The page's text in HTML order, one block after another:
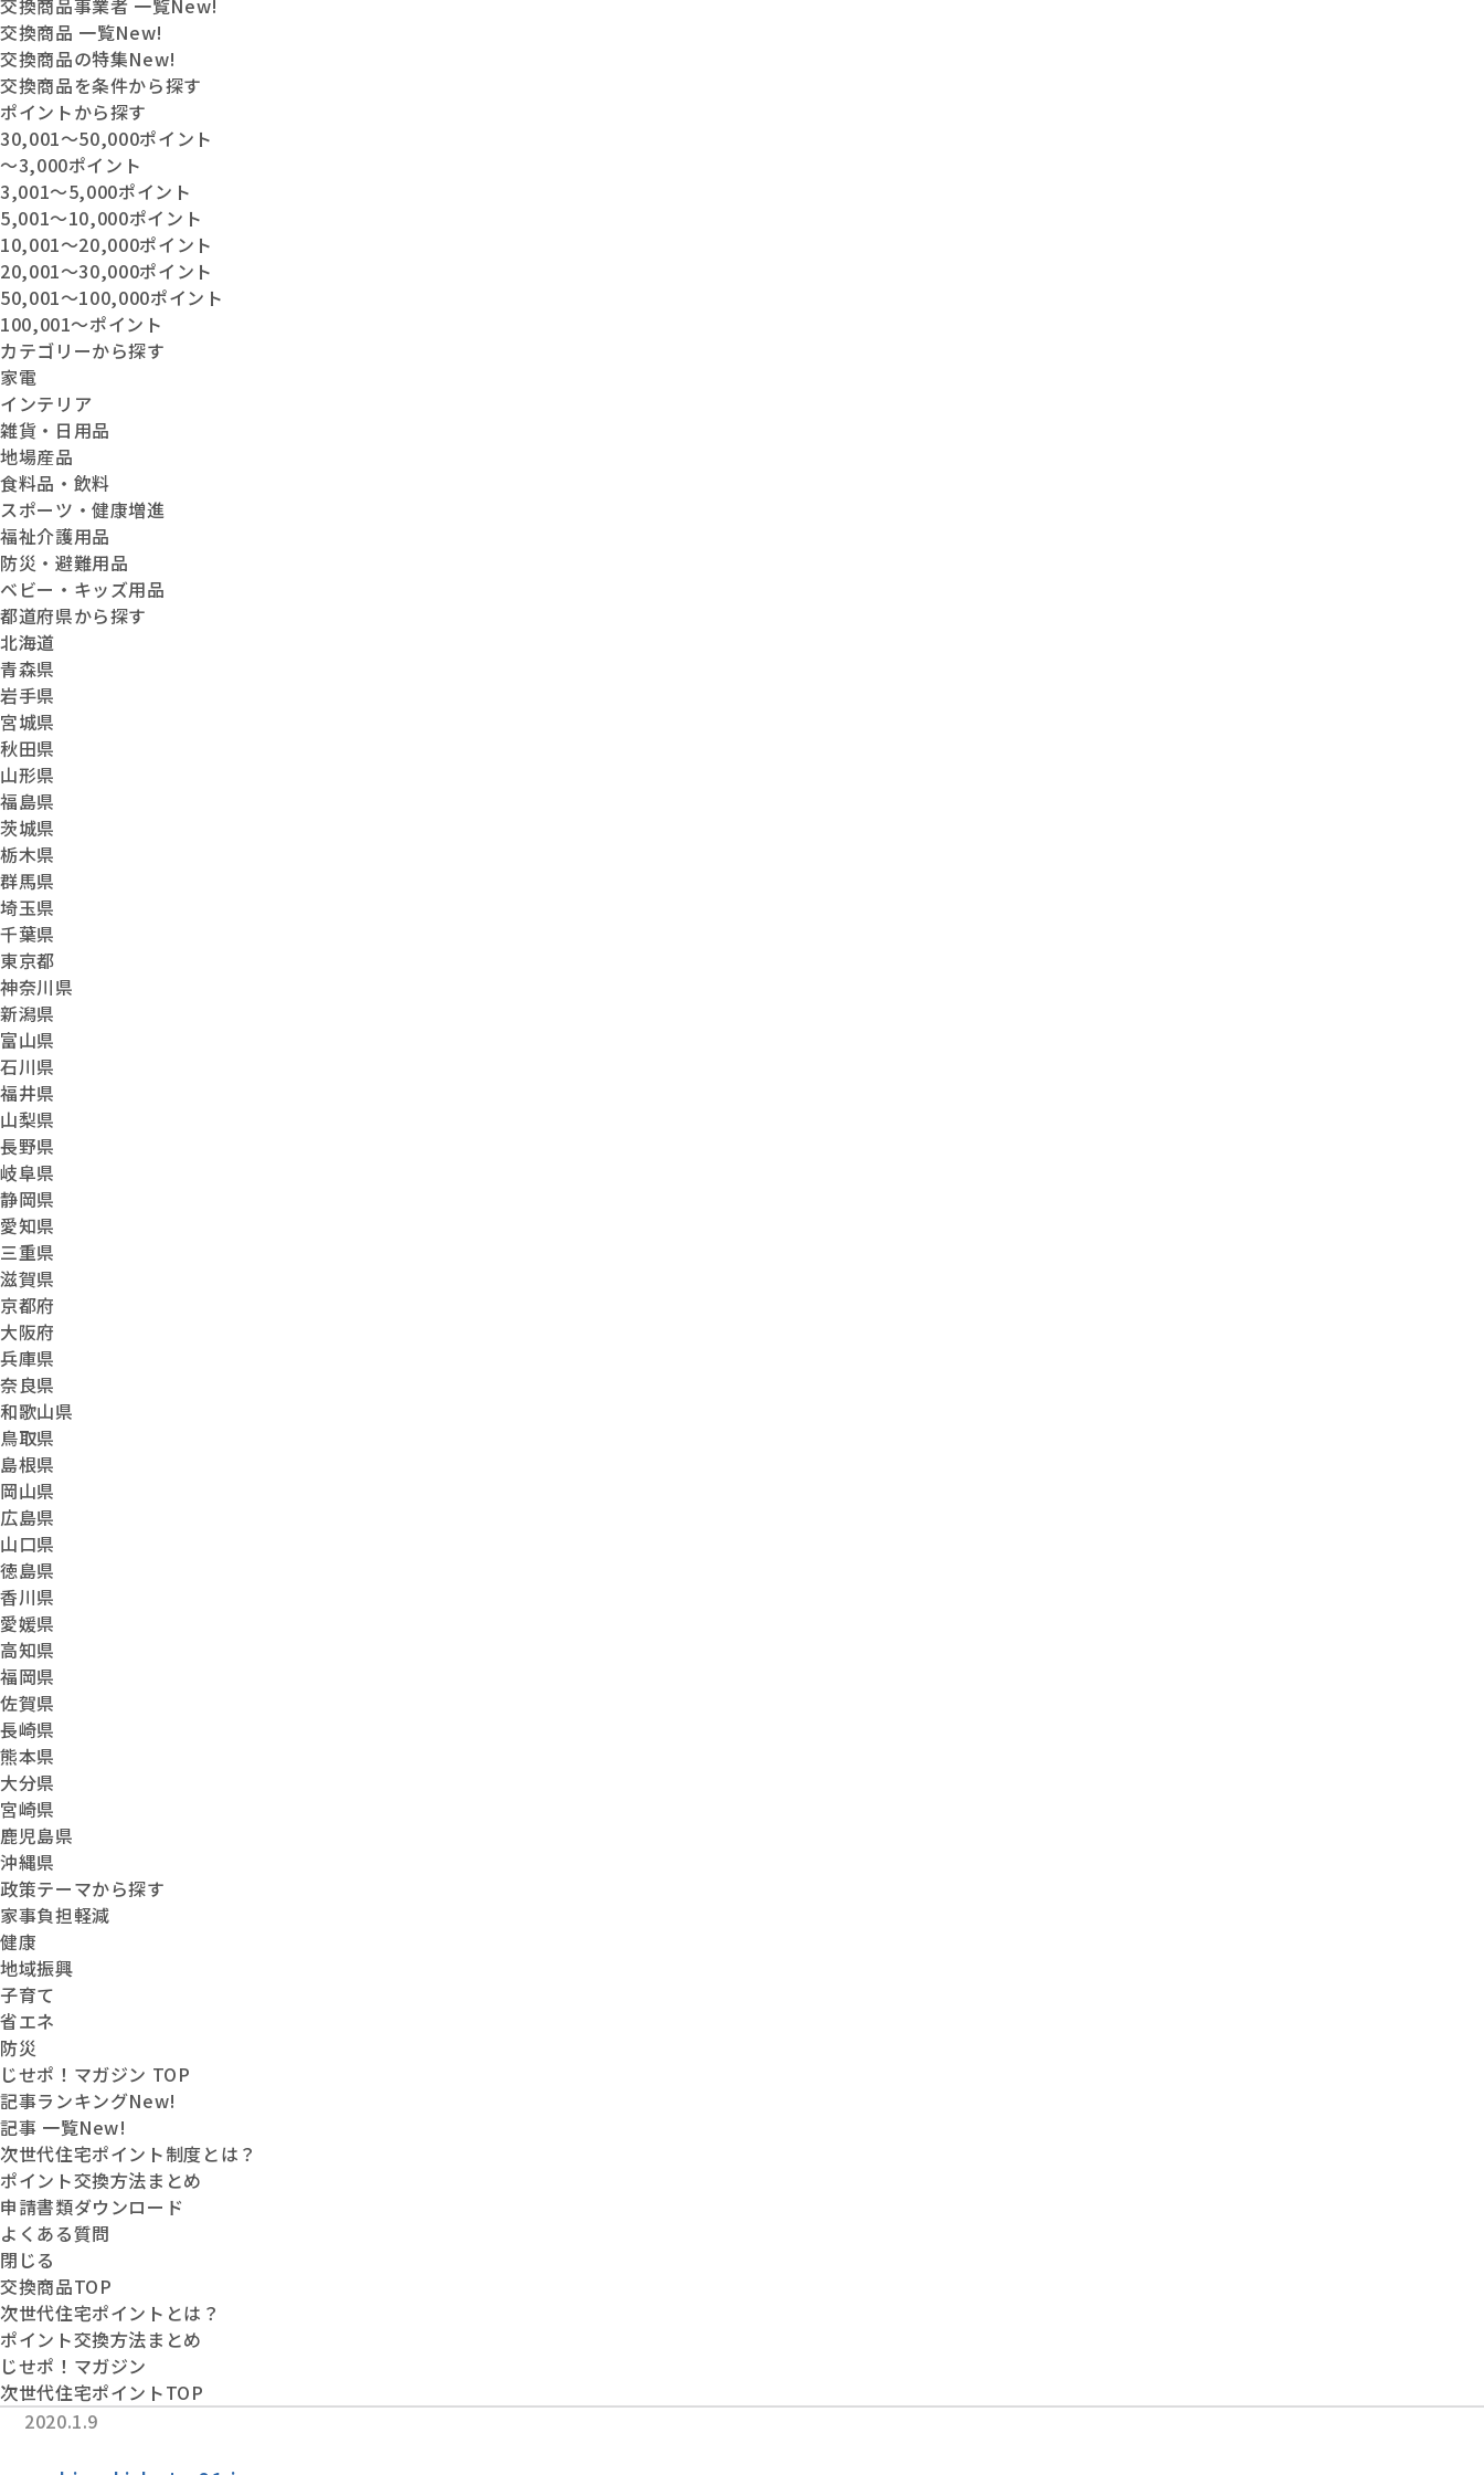
交換商品事業者 一覧New!
交換商品 一覧New!
交換商品の特集New!
交換商品を条件から探す
ポイントから探す
30,001〜50,000ポイント
〜3,000ポイント
3,001〜5,000ポイント
5,001〜10,000ポイント
10,001〜20,000ポイント
20,001〜30,000ポイント
50,001〜100,000ポイント
100,001〜ポイント
カテゴリーから探す
家電
インテリア
雑貨・日用品
地場産品
食料品・飲料
スポーツ・健康増進
福祉介護用品
防災・避難用品
ベビー・キッズ用品
都道府県から探す
北海道
青森県
岩手県
宮城県
秋田県
山形県
福島県
茨城県
栃木県
群馬県
埼玉県
千葉県
東京都
神奈川県
新潟県
富山県
石川県
福井県
山梨県
長野県
岐阜県
静岡県
愛知県
三重県
滋賀県
京都府
大阪府
兵庫県
奈良県
和歌山県
鳥取県
島根県
岡山県
広島県
山口県
徳島県
香川県
愛媛県
高知県
福岡県
佐賀県
長崎県
熊本県
大分県
宮崎県
鹿児島県
沖縄県
政策テーマから探す
家事負担軽減
健康
地域振興
子育て
省エネ
防災
じせポ！マガジン TOP
記事ランキングNew!
記事 一覧New!
次世代住宅ポイント制度とは？
ポイント交換方法まとめ
申請書類ダウンロード
よくある質問
閉じる
交換商品TOP
次世代住宅ポイントとは？
ポイント交換方法まとめ
じせポ！ マガジン
次世代住宅ポイントTOP
2020.1.9